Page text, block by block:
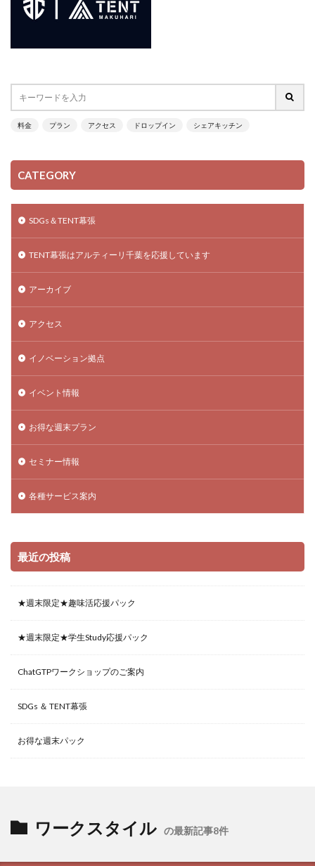
料金 プラン アクセス ドロップイン シェアキッチン
CATEGORY
SDGs＆TENT幕張
TENT幕張はアルティーリ千葉を応援しています
アーカイブ
アクセス
イノベーション拠点
イベント情報
お得な週末プラン
セミナー情報
各種サービス案内
最近の投稿
★週末限定★趣味活応援パック
★週末限定★学生Study応援パック
ChatGTPワークショップのご案内
SDGs ＆ TENT幕張
お得な週末パック
ワークスタイル の最新記事8件